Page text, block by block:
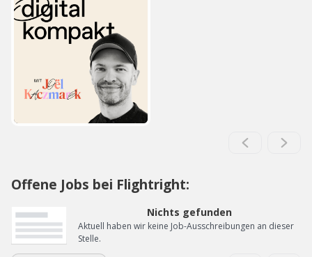
Offene Jobs bei Flightright:
Nichts gefunden
Aktuell haben wir keine Job-Ausschreibungen an dieser
Stelle.